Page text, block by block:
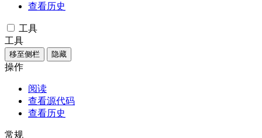
查看历史
工具
工具
移至侧栏 隐藏
操作
阅读
查看源代码
查看历史
常规